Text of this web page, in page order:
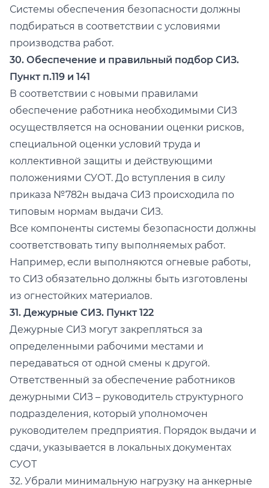
Системы обеспечения безопасности должны
подбираться в соответствии с условиями
производства работ.
30. Обеспечение и правильный подбор СИЗ.
Пункт п.119 и 141
В соответствии с новыми правилами
обеспечение работника необходимыми СИЗ
осуществляется на основании оценки рисков,
специальной оценки условий труда и
коллективной защиты и действующими
положениями СУОТ. До вступления в силу
приказа №782н выдача СИЗ происходила по
типовым нормам выдачи СИЗ.
Все компоненты системы безопасности должны
соответствовать типу выполняемых работ.
Например, если выполняются огневые работы,
то СИЗ обязательно должны быть изготовлены
из огнестойких материалов.
31. Дежурные СИЗ. Пункт 122
Дежурные СИЗ могут закрепляться за
определенными рабочими местами и
передаваться от одной смены к другой.
Ответственный за обеспечение работников
дежурными СИЗ – руководитель структурного
подразделения, который уполномочен
руководителем предприятия. Порядок выдачи и
сдачи, указывается в локальных документах
СУОТ
32. Убрали минимальную нагрузку на анкерные